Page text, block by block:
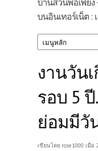
บนอินเทอร์เน็ต :
งานวัน
รอบ 5
ย่อมมีวั
เขียนโดย rose1000 เมื่อ